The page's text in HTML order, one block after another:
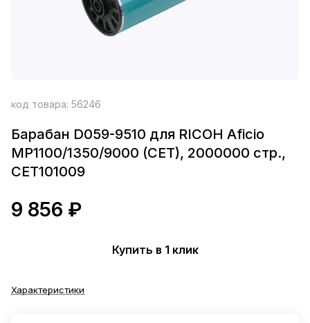
код товара: 56246
Барабан D059-9510 для RICOH Aficio
MP1100/1350/9000 (CET), 2000000 стр.,
CET101009
9 856 ₽
Купить в 1 клик
Характеристики